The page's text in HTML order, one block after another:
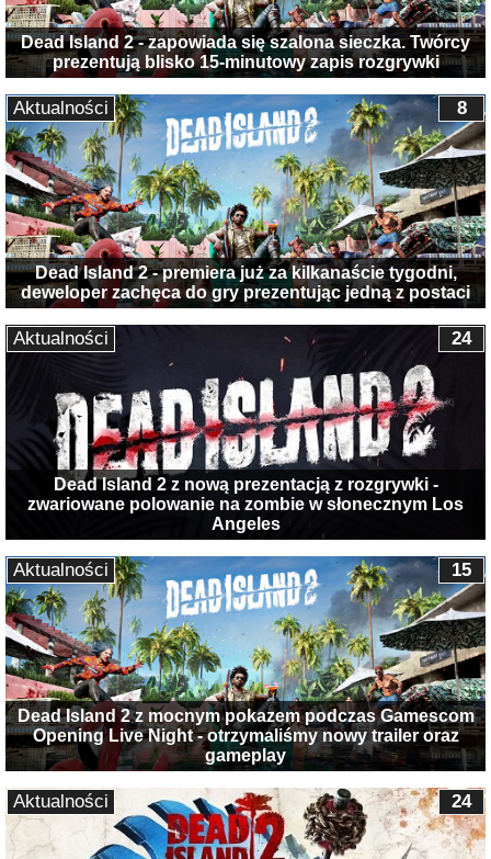
Dead Island 2 - zapowiada się szalona sieczka. Twórcy
prezentują blisko 15-minutowy zapis rozgrywki
Dead Island 2 - premiera już za kilkanaście tygodni,
deweloper zachęca do gry prezentując jedną z postaci
8
Aktualności
Dead Island 2 z nową prezentacją z rozgrywki -
zwariowane polowanie na zombie w słonecznym Los
Angeles
24
Aktualności
Dead Island 2 z mocnym pokazem podczas Gamescom
Opening Live Night - otrzymaliśmy nowy trailer oraz
gameplay
15
Aktualności
24
Aktualności